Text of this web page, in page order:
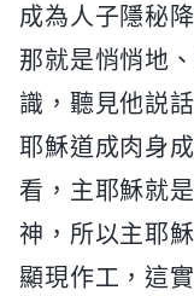
成為人子隱秘
那就是悄悄地
識，聽見他説
耶穌道成肉身
看，主耶穌就
神，所以主耶
顯現作工，這